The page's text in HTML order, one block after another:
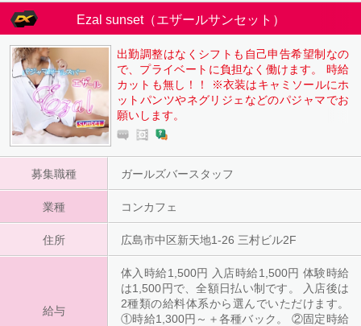
Ezal sunset（エザールサンセット）
出勤調整はなくシフトも自己申告希望制なの
で、プライベートに負担なく働けます。 時給
カットも無し！！ ※衣装はキャミソールにホ
ットパンツやネグリジェなどのパジャマでお
願いします。
募集職種 ガールズバースタッフ
業種 コンカフェ
住所 広島市中区新天地1-26 三村ビル2F
給与
体入時給1,500円 入店時給1,500円 体験時給
は1,500円で、全額日払い制です。 入店後は
2種類の給料体系から選んでいただけます。
①時給1,300円～＋各種バック。 ②固定時給